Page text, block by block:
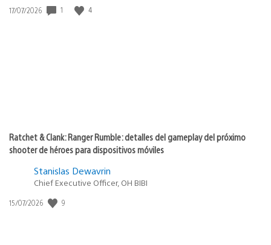
Fecha
17/07/2026 1 4
Ratchet & Clank: Ranger Rumble: detalles del gameplay del próximo
shooter de héroes para dispositivos móviles
Stanislas Dewavrin
Chief Executive Officer, OH BIBI
Fecha
15/07/2026 9